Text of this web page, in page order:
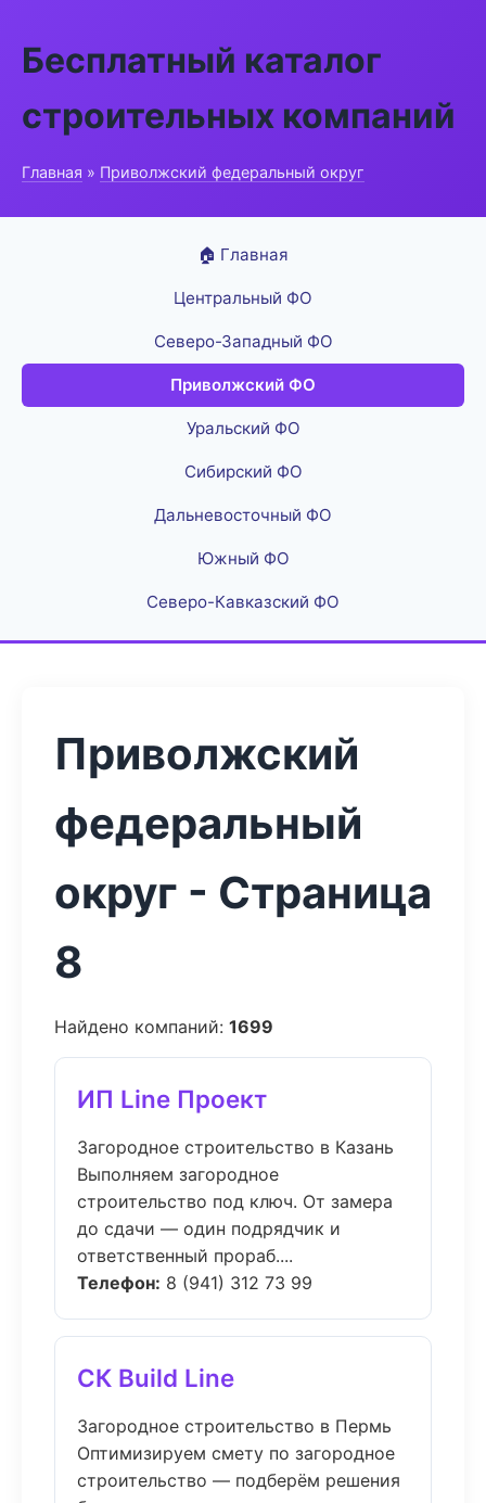
Бесплатный каталог
строительных компаний
Главная » Приволжский федеральный округ
🏠 Главная
Центральный ФО
Северо-Западный ФО
Приволжский ФО
Уральский ФО
Сибирский ФО
Дальневосточный ФО
Южный ФО
Северо-Кавказский ФО
Приволжский
федеральный
округ - Страница
8
Найдено компаний: 1699
ИП Line Проект
Загородное строительство в Казань
Выполняем загородное
строительство под ключ. От замера
до сдачи — один подрядчик и
ответственный прораб....
Телефон: 8 (941) 312 73 99
СК Build Line
Загородное строительство в Пермь
Оптимизируем смету по загородное
строительство — подберём решения